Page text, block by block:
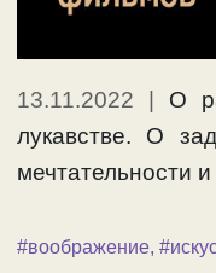
13.11.2022 | О
лукавстве. О
мечтательности
#воображение,